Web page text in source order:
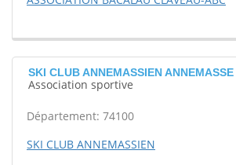
SKI CLUB ANNEMASSIEN ANNEMASSE
Association sportive
Département: 74100
SKI CLUB ANNEMASSIEN